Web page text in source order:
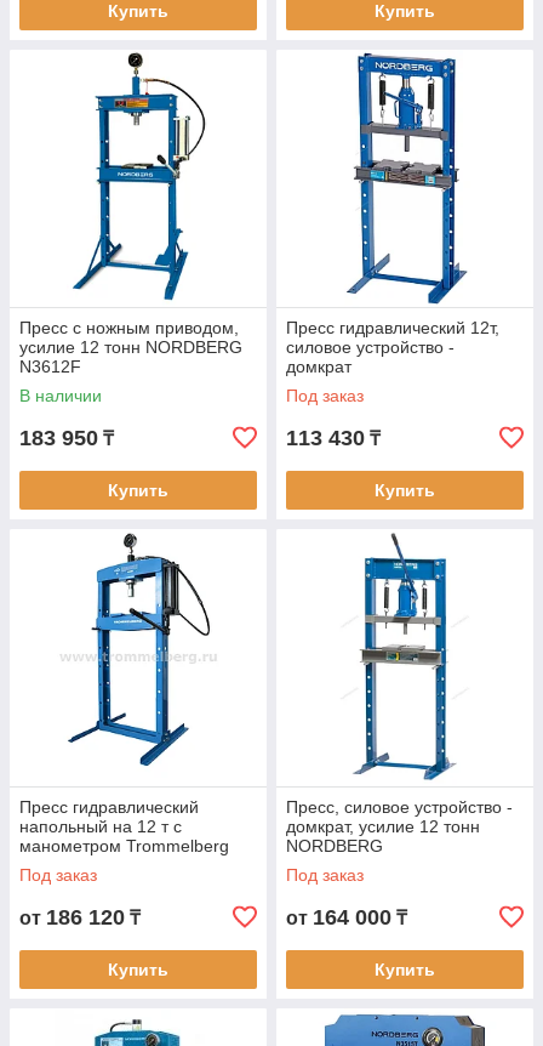
Купить Купить
Пресс с ножным приводом,
усилие 12 тонн NORDBERG
N3612F
В наличии
183 950 ₸
Купить
Пресс гидравлический 12т,
силовое устройство -
домкрат
Под заказ
113 430 ₸
Купить
Пресс гидравлический
напольный на 12 т с
манометром Trommelberg
SD200803B
Под заказ
от 186 120 ₸
Купить
Пресс, силовое устройство -
домкрат, усилие 12 тонн
NORDBERG
Под заказ
от 164 000 ₸
Купить